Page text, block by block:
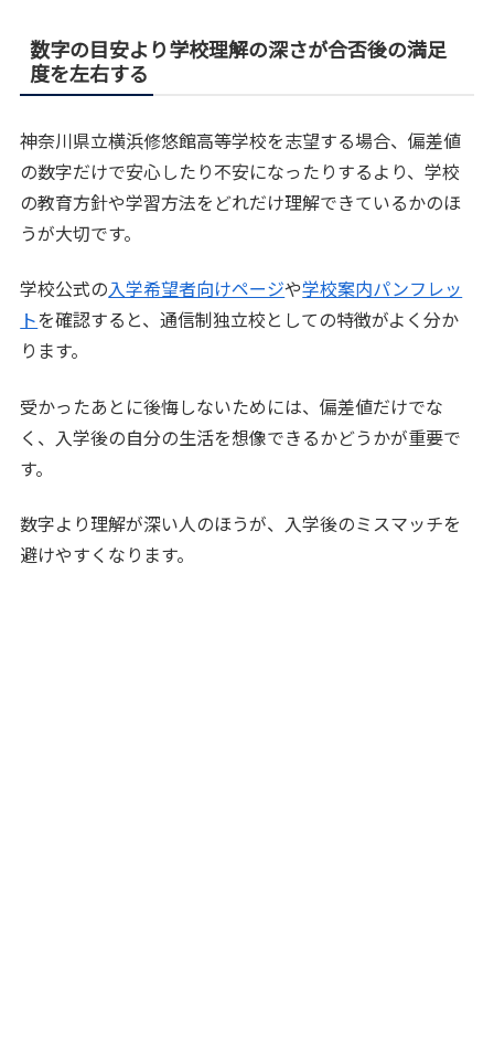
数字の目安より学校理解の深さが合否後の満足
度を左右する
神奈川県立横浜修悠館高等学校を志望する場合、偏差値
の数字だけで安心したり不安になったりするより、学校
の教育方針や学習方法をどれだけ理解できているかのほ
うが大切です。
学校公式の入学希望者向けページや学校案内パンフレッ
トを確認すると、通信制独立校としての特徴がよく分か
ります。
受かったあとに後悔しないためには、偏差値だけでな
く、入学後の自分の生活を想像できるかどうかが重要で
す。
数字より理解が深い人のほうが、入学後のミスマッチを
避けやすくなります。